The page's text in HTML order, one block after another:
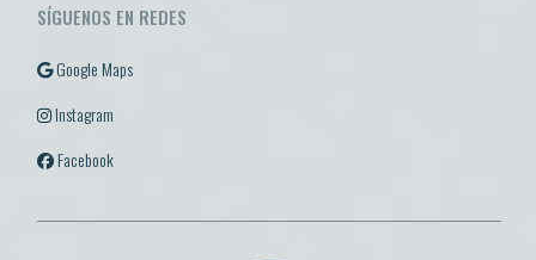
SÍGUENOS EN REDES
Google Maps
Instagram
Facebook